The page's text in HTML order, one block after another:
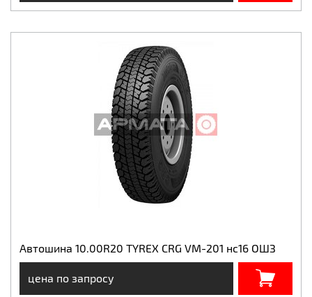
Автошина 10.00R20 TYREX CRG VM-201 нс16 ОШЗ
цена по запросу